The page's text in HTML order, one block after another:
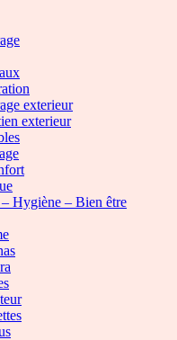
exterieur
exterieur
– Hygiène – Bien être